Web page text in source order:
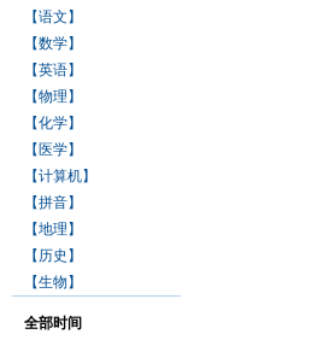
【语文】
【数学】
【英语】
【物理】
【化学】
【医学】
【计算机】
【拼音】
【地理】
【历史】
【生物】
全部时间